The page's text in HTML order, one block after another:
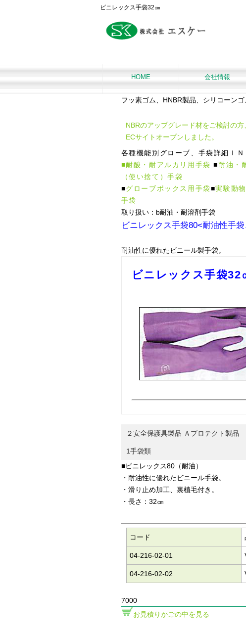
ビニレックス手袋32㎝
HOME 会社情報
フッ素ゴム、HNBR製品、シリコーン
NBRのアップグレード材をご検討の
ECサイトオープンしました。
各種機能別グローブ、手袋詳細ＩＮ
■耐酸・耐アルカリ用手袋■耐油・
（使い捨て）手袋
■グローブボックス用手袋■実験動
手袋
取り扱い：b耐油・耐溶剤手袋
ビニレックス手袋80<耐油性手
耐油性に優れたビニール製手袋。
ビニレックス手袋32
２安全保護具製品 Ａプロテクト製品
1手袋類
■ビニレックス80（耐油）
・耐油性に優れたビニール手袋。
・滑り止め加工、裏植毛付き。
・長さ：32㎝
コード
04-216-02-01
04-216-02-02
7000
お見積りかごの中を見る